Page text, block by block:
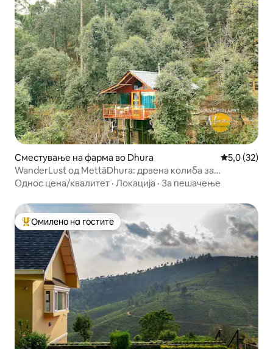
Сместување на фарма во Dhura Просечна
5,0 (32)
WanderLust од MettāDhura: дрвена колиба за
прегрнување дрвја
Однос цена/квалитет · Локација · За пешачење
Меѓу најуспешните „Омилени на гостите“
Омилено на гостите